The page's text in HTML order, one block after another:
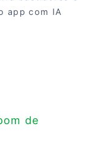
app com IA
de